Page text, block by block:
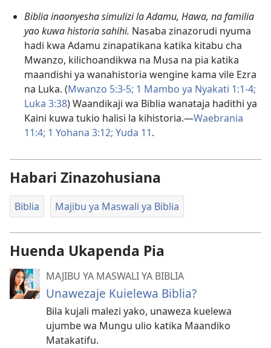
Biblia inaonyesha simulizi la Adamu, Hawa, na familia
yao kuwa historia sahihi. Nasaba zinazorudi nyuma
hadi kwa Adamu zinapatikana katika kitabu cha
Mwanzo, kilichoandikwa na Musa na pia katika
maandishi ya wanahistoria wengine kama vile Ezra
na Luka. (Mwanzo 5:3-5; 1 Mambo ya Nyakati 1:1-4;
Luka 3:38) Waandikaji wa Biblia wanataja hadithi ya
Kaini kuwa tukio halisi la kihistoria.​—Waebrania
11:4; 1 Yohana 3:12; Yuda 11.
Habari Zinazohusiana
Biblia Majibu ya Maswali ya Biblia
Huenda Ukapenda Pia
MAJIBU YA MASWALI YA BIBLIA
Unawezaje Kuielewa Biblia?
Bila kujali malezi yako, unaweza kuelewa
ujumbe wa Mungu ulio katika Maandiko
Matakatifu.